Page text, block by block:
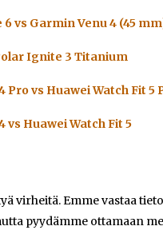
vs Garmin Venu 4 (45
Ignite 3 Titanium
Pro vs Huawei Watch Fit 5
vs Huawei Watch Fit 5
virheitä. Emme vastaa
pyydämme ottamaan